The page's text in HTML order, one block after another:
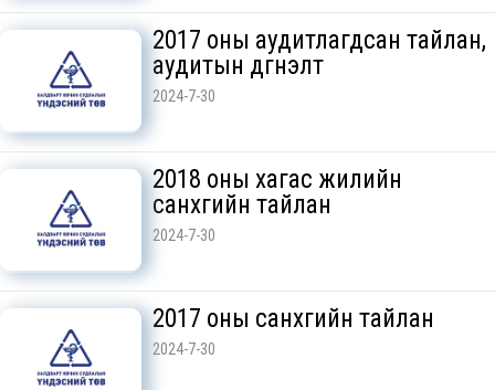
2017 оны аудитлагдсан тайлан,
аудитын дүгнэлт
2024-7-30
2018 оны хагас жилийн
санхүүгийн тайлан
2024-7-30
2017 оны санхүүгийн тайлан
2024-7-30